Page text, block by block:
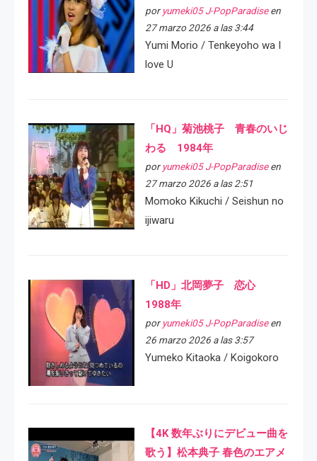
por yumeki05 J-PopParadiseen
27 marzo 2026 a las 3:44
Yumi Morio / Tenkeyoho wa I
love U
「HQ」菊池桃子 青春のいじ
わる 1984年
por yumeki05 J-PopParadiseen
27 marzo 2026 a las 2:51
Momoko Kikuchi / Seishun no
ijiwaru
「HD」北岡夢子 恋心
1988年
por yumeki05 J-PopParadiseen
26 marzo 2026 a las 3:57
Yumeko Kitaoka / Koigokoro
【4K 数年ぶりにデビュー曲を
歌う】松本典子 春色のエアメ